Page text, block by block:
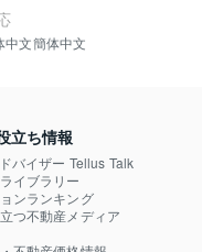
中文簡体中文
立ち情報
バイザー Tellus Talk
イブラリー
ンランキング
つ不動産メディア